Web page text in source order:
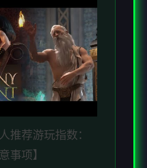
推荐游玩指数：
项】